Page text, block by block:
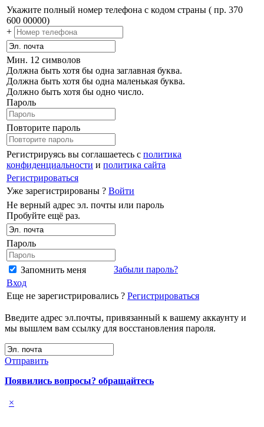
Укажите полный номер телефона с кодом страны ( пр. 370
600 00000)
+
Мин. 12 символов
Должна быть хотя бы одна заглавная буква.
Должна быть хотя бы одна маленькая буква.
Должно быть хотя бы одно число.
Пароль
Повторите пароль
Регистрируясь вы соглашаетесь с политика
конфиденциальности и политика сайта
Регистрироваться
Уже зарегистрированы ? Войти
Не верный адрес эл. почты или пароль
Пробуйте ещё раз.
Пароль
Запомнить меня
Забыли пароль?
Вход
Еще не зарегистрировались ? Регистрироваться
Введите адрес эл.почты, привязанный к вашему аккаунту и
мы вышлем вам ссылку для восстановления пароля.
Отправить
Появились вопросы? обращайтесь
×